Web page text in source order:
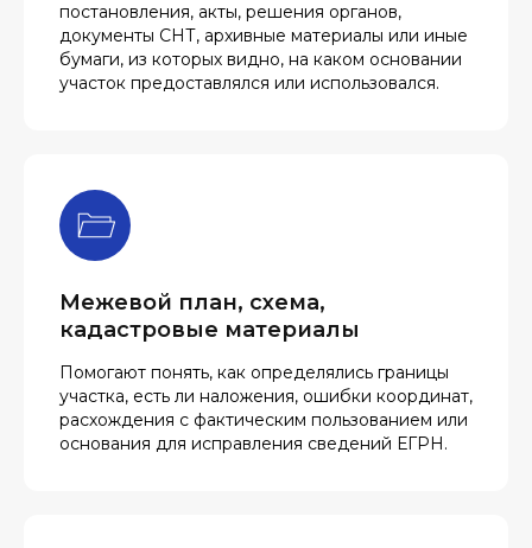
постановления, акты, решения органов,
документы СНТ, архивные материалы или иные
бумаги, из которых видно, на каком основании
участок предоставлялся или использовался.
Межевой план, схема,
кадастровые материалы
Помогают понять, как определялись границы
участка, есть ли наложения, ошибки координат,
расхождения с фактическим пользованием или
основания для исправления сведений ЕГРН.